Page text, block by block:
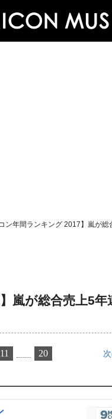
ン年間ランキング 2017】嵐が
嵐が総合売上5年
11 20